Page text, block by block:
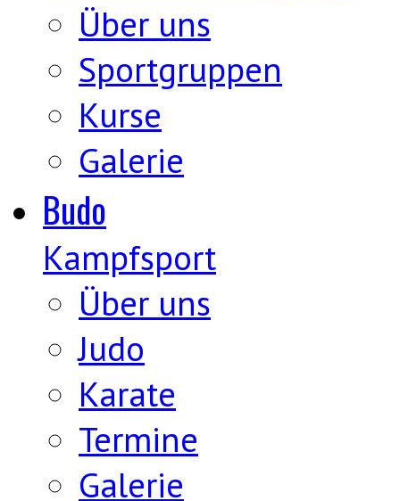
Über uns
Sportgruppen
Kurse
Galerie
Budo
Kampfsport
Über uns
Judo
Karate
Termine
Galerie